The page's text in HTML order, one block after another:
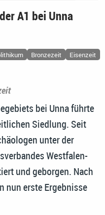
A1 bei Unna
Bronzezeit Eisenzeit
bei Unna führte
Siedlung. Seit
unter der
Westfalen-
und geborgen. Nach
nun erste Ergebnisse